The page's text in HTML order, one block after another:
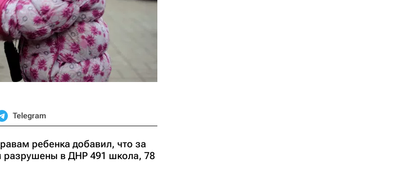
Telegram
ребенка добавил, что за
разрушены в ДНР 491 школа, 78